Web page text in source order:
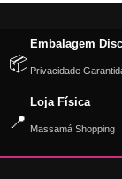
📦
Embalagem
Privacidade
📍
Loja Física
Massamá Shopping